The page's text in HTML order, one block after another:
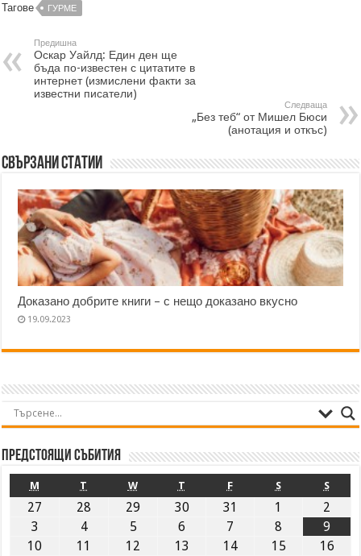
Тагове ГУРМЕ
Предишна
Оскар Уайлд: Един ден ще
бъда по-известен с цитатите в
интернет (измислени факти за
известни писатели)
Следваща
„Без теб“ от Мишел Бюси
(анотация и откъс)
Свързани статии
Доказано добрите книги – с нещо доказано вкусно
19.09.2023
Предстоящи събития
M T W T F S S
27 28 29 30 31 1
2
3
4 5 6 7 8
9
10
11 12 13 14 15 16